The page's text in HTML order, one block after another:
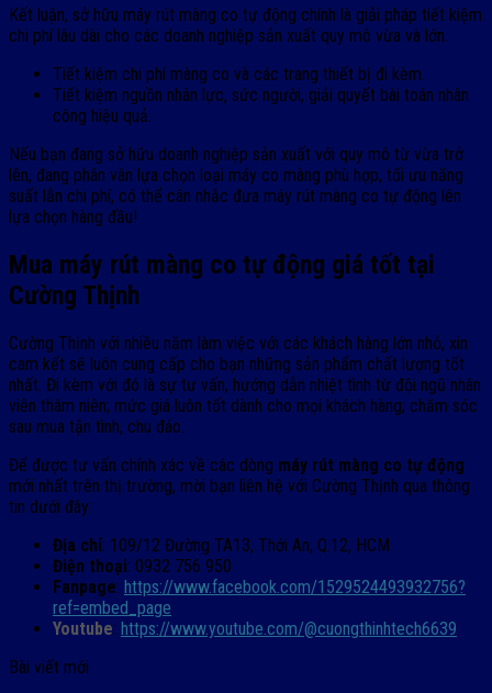
Kết luận, sở hữu máy rút màng co tự động chính là giải pháp tiết kiệm
chi phí lâu dài cho các doanh nghiệp sản xuất quy mô vừa và lớn.
Tiết kiệm chi phí màng co và các trang thiết bị đi kèm.
Tiết kiệm nguồn nhân lực, sức người, giải quyết bài toán nhân
công hiệu quả.
Nếu bạn đang sở hữu doanh nghiệp sản xuất với quy mô từ vừa trở
lên, đang phân vân lựa chọn loại máy co màng phù hợp, tối ưu năng
suất lẫn chi phí, có thể cân nhắc đưa máy rút màng co tự động lên
lựa chọn hàng đầu!
Mua máy rút màng co tự động giá tốt tại
Cường Thịnh
Cường Thịnh với nhiều năm làm việc với các khách hàng lớn nhỏ, xin
cam kết sẽ luôn cung cấp cho bạn những sản phẩm chất lượng tốt
nhất. Đi kèm với đó là sự tư vấn, hướng dẫn nhiệt tình từ đội ngũ nhân
viên thâm niên; mức giá luôn tốt dành cho mọi khách hàng; chăm sóc
sau mua tận tình, chu đáo.
Để được tư vấn chính xác về các dòng máy rút màng co tự động
mới nhất trên thị trường, mời bạn liên hệ với Cường Thịnh qua thông
tin dưới đây:
Địa chỉ: 109/12 Đường TA13, Thới An, Q.12, HCM
Điện thoại: 0932 756 950
Fanpage: https://www.facebook.com/1529524493932756?
ref=embed_page
Youtube: https://www.youtube.com/@cuongthinhtech6639
Bài viết mới